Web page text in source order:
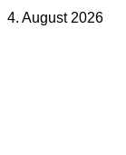
4. August 2026